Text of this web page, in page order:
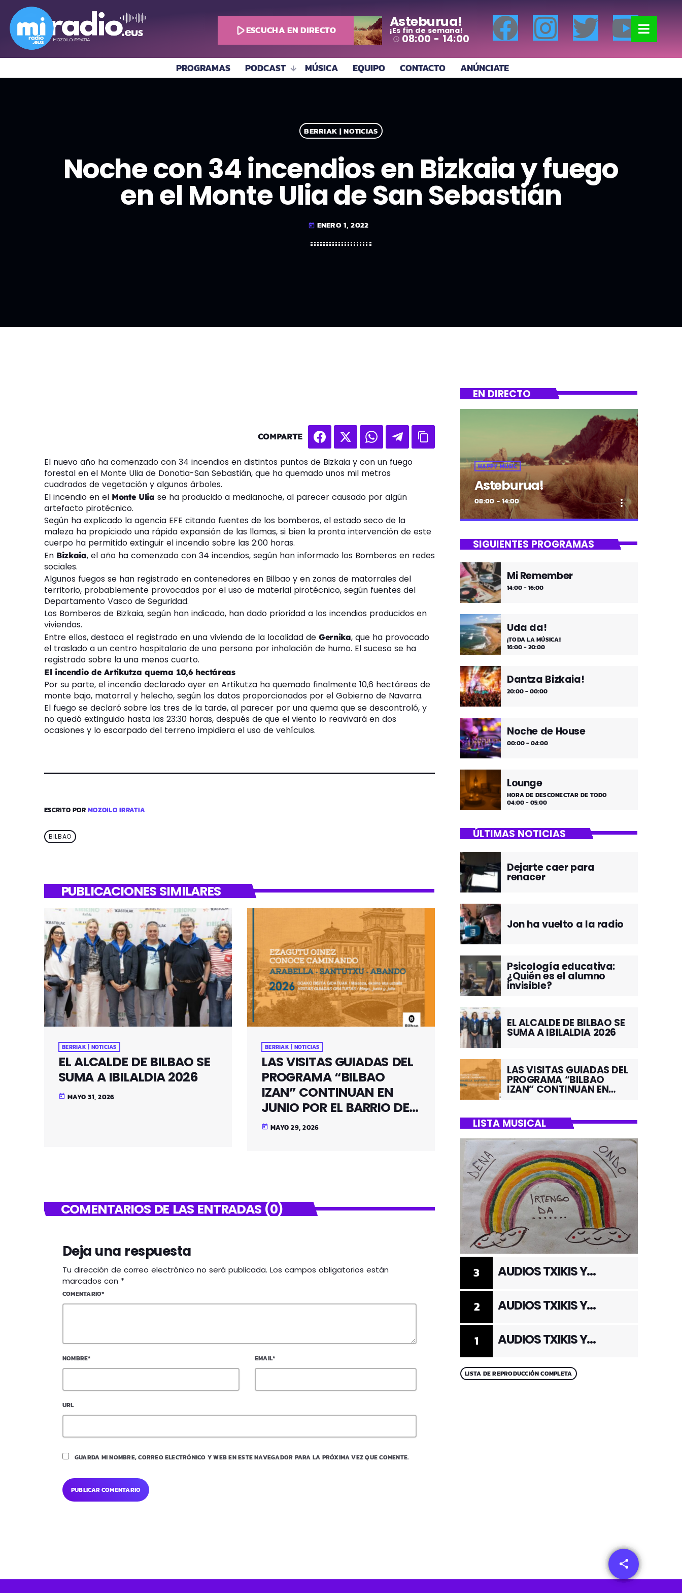
play_arrowESCUCHA EN DIRECTO Asteburua!
¡Es fin de semana!
access_time 08:00 - 14:00
PROGRAMAS PODCAST MÚSICA EQUIPO CONTACTO ANÚNCIATE
BERRIAK | NOTICIAS
Noche con 34 incendios en Bizkaia y fuego
en el Monte Ulia de San Sebastián
today ENERO 1, 2022
share
email
COMPARTE
El nuevo año ha comenzado con 34 incendios en distintos puntos de Bizkaia y con un fuego
forestal en el Monte Ulia de Donotia-San Sebastián, que ha quemado unos mil metros
cuadrados de vegetación y algunos árboles.
El incendio en el Monte Ulia se ha producido a medianoche, al parecer causado por algún
artefacto pirotécnico.
Según ha explicado la agencia EFE citando fuentes de los bomberos, el estado seco de la
maleza ha propiciado una rápida expansión de las llamas, si bien la pronta intervención de este
cuerpo ha permitido extinguir el incendio sobre las 2:00 horas.
En Bizkaia, el año ha comenzado con 34 incendios, según han informado los Bomberos en redes
sociales.
Algunos fuegos se han registrado en contenedores en Bilbao y en zonas de matorrales del
territorio, probablemente provocados por el uso de material pirotécnico, según fuentes del
Departamento Vasco de Seguridad.
Los Bomberos de Bizkaia, según han indicado, han dado prioridad a los incendios producidos en
viviendas.
Entre ellos, destaca el registrado en una vivienda de la localidad de Gernika, que ha provocado
el traslado a un centro hospitalario de una persona por inhalación de humo. El suceso se ha
registrado sobre la una menos cuarto.
El incendio de Artikutza quema 10,6 hectáreas
Por su parte, el incendio declarado ayer en Artikutza ha quemado finalmente 10,6 hectáreas de
monte bajo, matorral y helecho, según los datos proporcionados por el Gobierno de Navarra.
El fuego se declaró sobre las tres de la tarde, al parecer por una quema que se descontroló, y
no quedó extinguido hasta las 23:30 horas, después de que el viento lo reavivará en dos
ocasiones y lo escarpado del terreno impidiera el uso de vehículos.
ESCRITO PORMOZOILO IRRATIA
BILBAO
PUBLICACIONES SIMILARES
BERRIAK | NOTICIAS
EL ALCALDE DE BILBAO SE
SUMA A IBILALDIA 2026
today MAYO 31, 2026
BERRIAK | NOTICIAS
LAS VISITAS GUIADAS DEL
PROGRAMA “BILBAO
IZAN” CONTINUAN EN
JUNIO POR EL BARRIO DE
SANTUTXU
today MAYO 29, 2026
COMENTARIOS DE LAS ENTRADAS (0)
Deja una respuesta
Tu dirección de correo electrónico no será publicada. Los campos obligatorios están
marcados con *
COMENTARIO*
NOMBRE* EMAIL*
URL
GUARDA MI NOMBRE, CORREO ELECTRÓNICO Y WEB EN ESTE NAVEGADOR PARA LA PRÓXIMA VEZ QUE COMENTE.
EN DIRECTO
HAPPY MUSIC
Asteburua!
08:00 - 14:00 more_vert
Asteburua!
¡Música y más música los fines de
semana!
SIGUIENTES PROGRAMAS
Mi Remember
14:00 - 16:00
Uda da!
¡TODA LA MÚSICA!
16:00 - 20:00
Dantza Bizkaia!
20:00 - 00:00
Noche de House
00:00 - 04:00
Lounge
HORA DE DESCONECTAR DE TODO
04:00 - 05:00
ÚLTIMAS NOTICIAS
Dejarte caer para
renacer
Jon ha vuelto a la radio
Psicología educativa:
¿Quién es el alumno
invisible?
EL ALCALDE DE BILBAO SE
SUMA A IBILALDIA 2026
LAS VISITAS GUIADAS DEL
PROGRAMA “BILBAO
IZAN” CONTINUAN EN
LISTA MUSICAL
1 AUDIOS TXIKIS Y
2 AUDIOS TXIKIS Y
3 AUDIOS TXIKIS Y
LISTA DE REPRODUCCIÓN COMPLETA